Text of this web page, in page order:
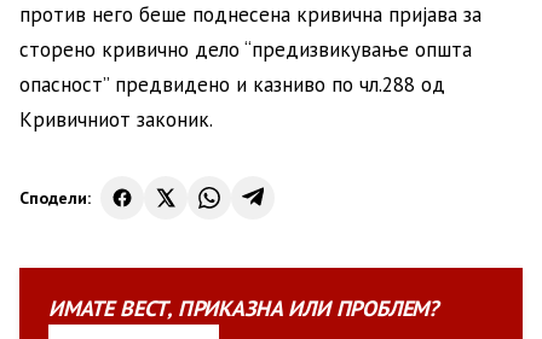
против него беше поднесена кривична пријава за
сторено кривично дело “предизвикување општа
опасност” предвидено и казниво по чл.288 од
Кривичниот законик.
Сподели:
ИМАТЕВЕСТ, ПРИКАЗНАИЛИПРОБЛЕМ?